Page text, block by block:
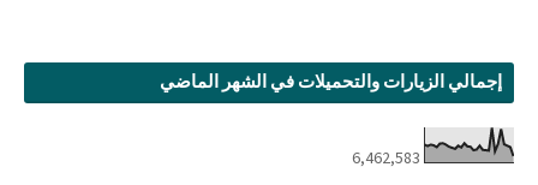
إجمالي الزيارات والتحميلات في الشهر الماضي
6,462,583